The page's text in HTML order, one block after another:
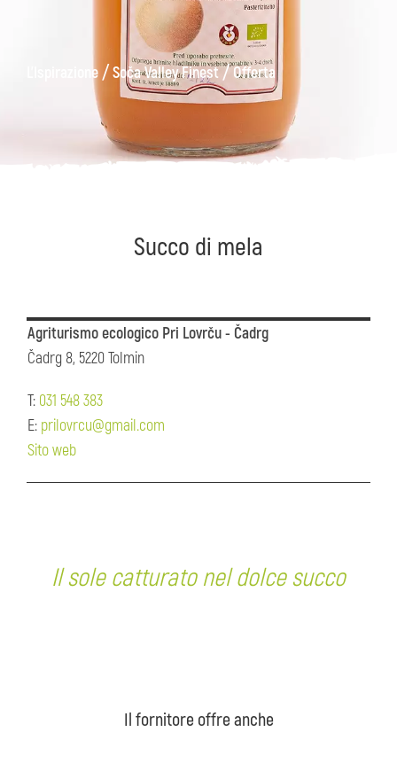
L'Ispirazione/Soča Valley Finest/Offerta
Kanin
Sentieri
escursionistici
Succo di mela
Agriturismo ecologico Pri Lovrču - Čadrg
Čadrg 8, 5220 Tolmin
T: 031 548 383
E: prilovrcu@gmail.com
Sito web
Il sole catturato nel dolce succo
Il fornitore offre anche